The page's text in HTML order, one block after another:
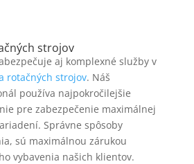
strojov
aj komplexné služby v
rotačných strojov. Náš
používa najpokročilejšie
pre zabezpečenie maximálnej
Správne spôsoby
sú maximálnou zárukou
vybavenia našich klientov.